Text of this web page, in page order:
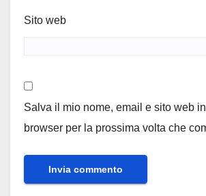
Sito web
Salva il mio nome, email e sito web
browser per la prossima volta che